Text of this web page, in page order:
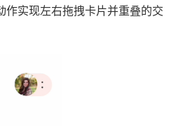
作实现左右拖拽卡片并重叠的交